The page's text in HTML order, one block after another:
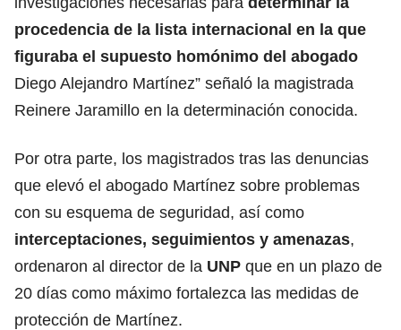
procedencia de la lista internacional en la que
figuraba el supuesto homónimo del abogado
Diego Alejandro Martínez” señaló la magistrada
Reinere Jaramillo en la determinación conocida.
Por otra parte, los magistrados tras las denuncias
que elevó el abogado Martínez sobre problemas
con su esquema de seguridad, así como
interceptaciones, seguimientos y amenazas,
ordenaron al director de la UNP que en un plazo de
20 días como máximo fortalezca las medidas de
protección de Martínez.